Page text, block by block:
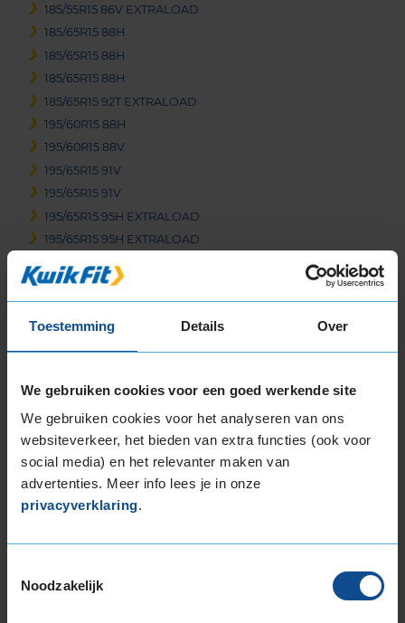
Toestemming Details Over
We gebruiken cookies voor een goed werkende site
We gebruiken cookies voor het analyseren van ons
websiteverkeer, het bieden van extra functies (ook voor
social media) en het relevanter maken van
advertenties. Meer info lees je in onze
privacyverklaring.
Noodzakelijk
185/55R15 86V EXTRALOAD
185/65R15 88H
185/65R15 88H
185/65R15 88H
185/65R15 92T EXTRALOAD
195/60R15 88H
195/60R15 88V
195/65R15 91V
195/65R15 91V
195/65R15 95H EXTRALOAD
195/65R15 95H EXTRALOAD
195/55R16 87H
195/55R16 87T
195/55R16 91V EXTRALOAD
195/60R16 89H
205/55R16 91H
205/55R16 91V
205/55R16 91V